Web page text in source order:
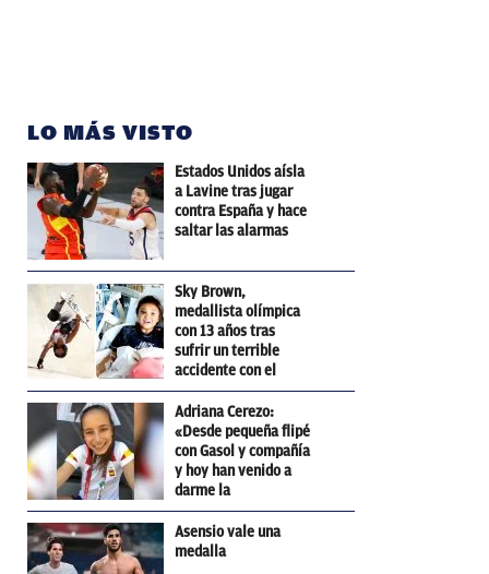
LO MÁS VISTO
Estados Unidos aísla
a Lavine tras jugar
contra España y hace
saltar las alarmas
Sky Brown,
medallista olímpica
con 13 años tras
sufrir un terrible
accidente con el
skateboard
Adriana Cerezo:
«Desde pequeña flipé
con Gasol y compañía
y hoy han venido a
darme la
enhorabuena»
Asensio vale una
medalla